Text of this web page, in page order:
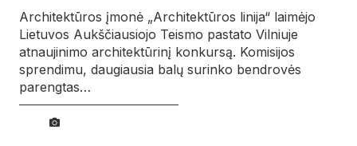
Architektūros įmonė „Architektūros linija“ laimėjo
Lietuvos Aukščiausiojo Teismo pastato Vilniuje
atnaujinimo architektūrinį konkursą. Komisijos
sprendimu, daugiausia balų surinko bendrovės
parengtas…